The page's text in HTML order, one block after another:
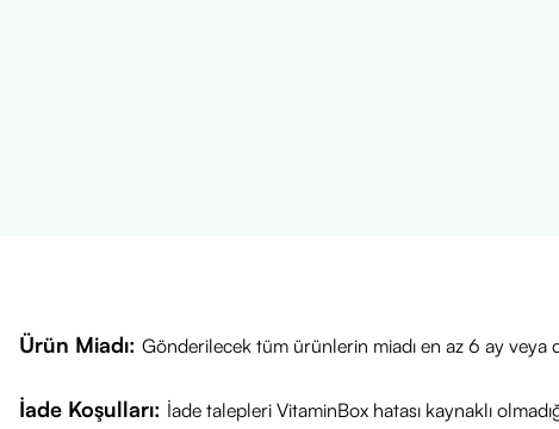
Ürün Miadı: Gönderilecek tüm ürünlerin miadı en az 6 ay veya
İade Koşulları: İade talepleri VitaminBox hatası kaynaklı